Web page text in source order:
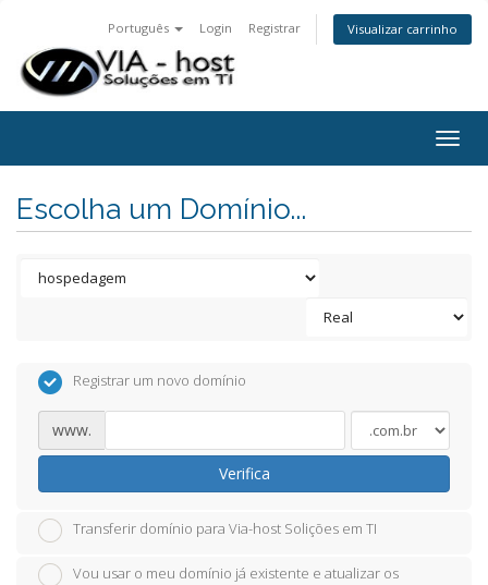
Português Login Registrar Visualizar carrinho
Escolha um Domínio...
Registrar um novo domínio
www.
Verifica
Transferir domínio para Via-host Solições em TI
Vou usar o meu domínio já existente e atualizar os